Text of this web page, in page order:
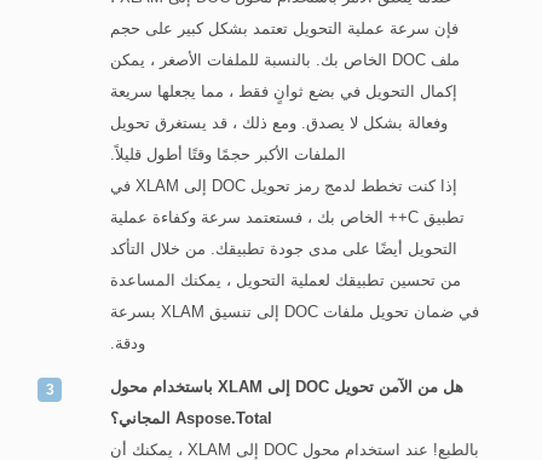
فإن سرعة عملية التحويل تعتمد بشكل كبير على حجم
ملف DOC الخاص بك. بالنسبة للملفات الأصغر ، يمكن
إكمال التحويل في بضع ثوانٍ فقط ، مما يجعلها سريعة
وفعالة بشكل لا يصدق. ومع ذلك ، قد يستغرق تحويل
الملفات الأكبر حجمًا وقتًا أطول قليلاً.
إذا كنت تخطط لدمج رمز تحويل DOC إلى XLAM في
تطبيق C++ الخاص بك ، فستعتمد سرعة وكفاءة عملية
التحويل أيضًا على مدى جودة تطبيقك. من خلال التأكد
من تحسين تطبيقك لعملية التحويل ، يمكنك المساعدة
في ضمان تحويل ملفات DOC إلى تنسيق XLAM بسرعة
ودقة.
هل من الآمن تحويل DOC إلى XLAM باستخدام محول
Aspose.Total المجاني؟
بالطبع! عند استخدام محول DOC إلى XLAM ، يمكنك أن